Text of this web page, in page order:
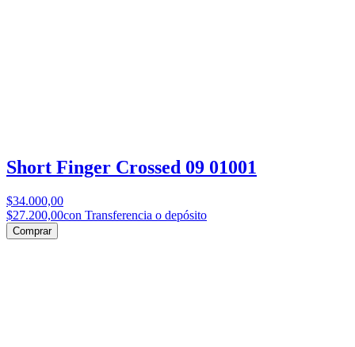
Short Finger Crossed 09 01001
$34.000,00
$27.200,00con Transferencia o depósito
Comprar